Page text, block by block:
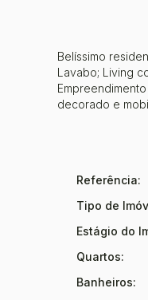
Belíssimo
Lavabo; Living
decorado e
Referência:
Tipo de
Estágio do
Quartos:
Banheiros: